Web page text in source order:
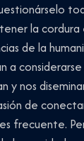
la cordura
de la
a
y nos
de
frecuente.